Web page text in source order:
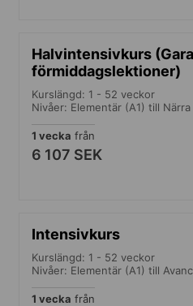
Halvintensivkurs
förmiddagslektioner)
Kurslängd: 1 - 52 veckor
Nivåer: Elementär (A1) till
1 vecka från
6 107 SEK
Intensivkurs
Kurslängd: 1 - 52 veckor
Nivåer: Elementär (A1) till
1 vecka från